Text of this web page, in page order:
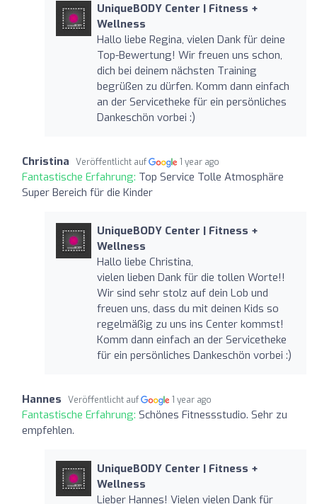
UniqueBODY Center | Fitness +
Wellness
Hallo liebe Regina, vielen Dank für deine
Top-Bewertung! Wir freuen uns schon,
dich bei deinem nächsten Training
begrüßen zu dürfen. Komm dann einfach
an der Servicetheke für ein persönliches
Dankeschön vorbei :)
Christina Veröffentlicht auf 1 year ago
Fantastische Erfahrung: Top Service Tolle Atmosphäre
Super Bereich für die Kinder
UniqueBODY Center | Fitness +
Wellness
Hallo liebe Christina,
vielen lieben Dank für die tollen Worte!!
Wir sind sehr stolz auf dein Lob und
freuen uns, dass du mit deinen Kids so
regelmäßig zu uns ins Center kommst!
Komm dann einfach an der Servicetheke
für ein persönliches Dankeschön vorbei :)
Hannes Veröffentlicht auf 1 year ago
Fantastische Erfahrung: Schönes Fitnessstudio. Sehr zu
empfehlen.
UniqueBODY Center | Fitness +
Wellness
Lieber Hannes! Vielen vielen Dank für